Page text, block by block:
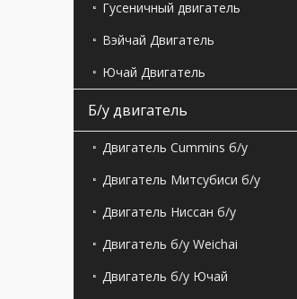
Гусеничный двигатель
Вэйчай Двигатель
Ючай Двигатель
Б/у двигатель
Двигатель Cummins б/у
Двигатель Митсубиси б/у
Двигатель Ниссан б/у
Двигатель б/у Weichai
Двигатель б/у Ючай